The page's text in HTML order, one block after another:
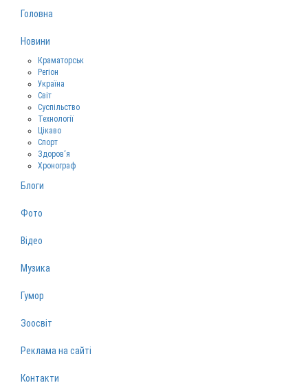
Головна
Новини
Краматорськ
Регіон
Україна
Світ
Суспільство
Технології
Цікаво
Спорт
Здоров‘я
Хронограф
Блоги
Фото
Відео
Музика
Гумор
Зоосвіт
Реклама на сайті
Контакти